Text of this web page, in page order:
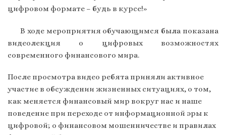
цифровом формате – будь в курсе!»
В ходе мероприятия обучающимся была показана
видеолекция о цифровых возможностях
современного финансового мира.
После просмотра видео ребята приняли активное
участие в обсуждении жизненных ситуациях, о том,
как меняется финансовый мир вокруг нас и наше
поведение при переходе от информационной эры к
цифровой; о финансовом мошенничестве и правилах